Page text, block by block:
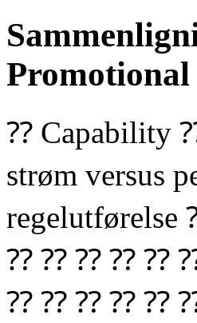
Promotional
⁇
strøm versus
⁇ ⁇ ⁇ ⁇ ⁇
⁇ ⁇ ⁇ ⁇ ⁇